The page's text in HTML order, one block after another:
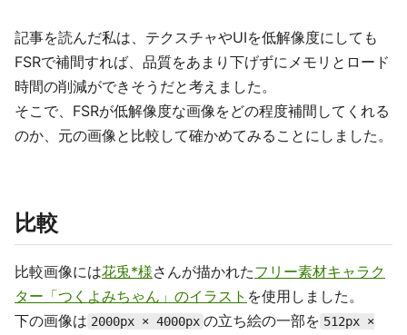
記事を読んだ私は、テクスチャやUIを低解像度にしても
FSRで補間すれば、品質をあまり下げずにメモリとロード
時間の削減ができそうだと考えました。
そこで、FSRが低解像度な画像をどの程度補間してくれる
のか、元の画像と比較して確かめてみることにしました。
比較
比較画像には花兎*様さんが描かれたフリー素材キャラク
ター「つくよみちゃん」のイラスト を使用しました。
下の画像は 2000px × 4000px の立ち絵の一部を 512px ×